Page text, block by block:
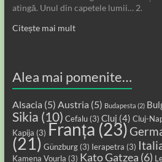
atingă. Unul din capetele lumii… 2.
Citește mai mult
Alea mai pomenite…
Alsacia (5) Austria (5) Budapesta (2)
Sikia (10) Cefalu(3) Cluj (4) Cluj-
Kapija (3) Franța(23)
(21) Günzburg(3) Ierapetra (3)
Kamena Vourla (3) Kato Gatzea (6)